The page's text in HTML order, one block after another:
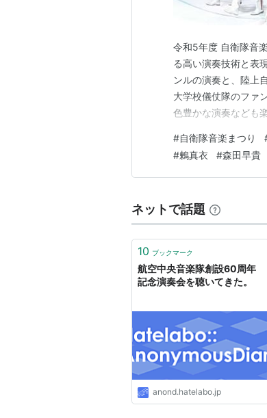
令和5年度 自衛隊音
る高い演奏技術と表
ンルの演奏と、陸上
大学校儀仗隊のファ
色豊かな演奏なども
始まり」。 令和2年
年は制限なしでの開
#自衛隊音楽まつり
#鶫真衣 #森田早貴
ネットで話題
10 ブックマーク
航空中央音楽隊創設60周年
記念演奏会を聴いてきた。
anond.hatelabo.jp